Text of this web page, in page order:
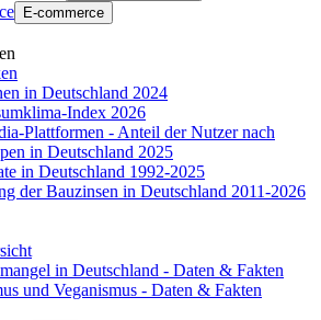
E-commerce
in Deutschland 2024
Index 2026
Plattformen - Anteil der Nutzer nach
in Deutschland 2025
in Deutschland 1992-2025
der Bauzinsen in Deutschland 2011-2026
in Deutschland - Daten & Fakten
und Veganismus - Daten & Fakten